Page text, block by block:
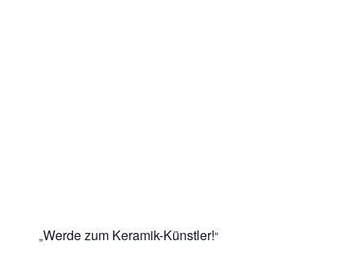
Werde zum Keramik-Künstler!